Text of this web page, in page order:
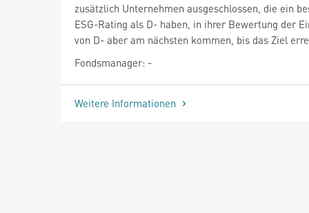
zusätzlich Unternehmen ausgeschlossen, die ein
ESG-Rating als D- haben, in ihrer Bewertung der
von D- aber am nächsten kommen, bis das Ziel
Fondsmanager: -
Weitere Informationen